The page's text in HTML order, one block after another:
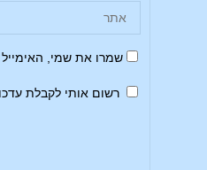
שמרו את שמי,
רשום אותי לקבלת